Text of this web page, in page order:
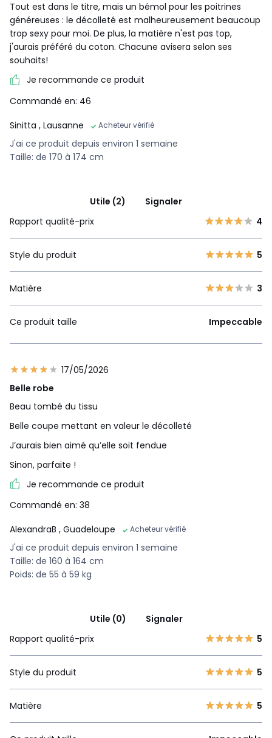
Tout est dans le titre, mais un bémol pour les poitrines
généreuses : le décolleté est malheureusement beaucoup
trop sexy pour moi. De plus, la matière n'est pas top,
j'aurais préféré du coton. Chacune avisera selon ses
souhaits!
Je recommande ce produit
Commandé en: 46
Sinitta , Lausanne Acheteur vérifié
J'ai ce produit depuis environ 1 semaine
Taille: de 170 à 174 cm
Utile (2)
Signaler
Rapport qualité-prix
4
Style du produit 5
Matière 3
Ce produit taille Impeccable
17/05/2026
Belle robe
Beau tombé du tissu
Belle coupe mettant en valeur le décolleté
J’aurais bien aimé qu’elle soit fendue
Sinon, parfaite !
Je recommande ce produit
Commandé en: 38
AlexandraB , Guadeloupe Acheteur vérifié
J'ai ce produit depuis environ 1 semaine
Taille: de 160 à 164 cm
Poids: de 55 à 59 kg
Utile (0)
Signaler
Rapport qualité-prix
5
Style du produit 5
Matière 5